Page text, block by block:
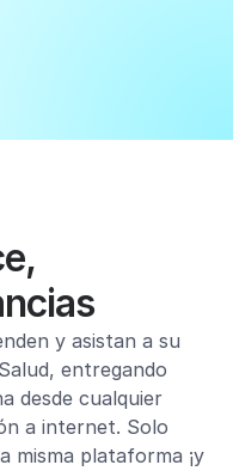
y asistan a su
entregando
desde cualquier
a internet. Solo
misma plataforma ¡y